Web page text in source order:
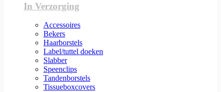
In Verzorging
Accessoires
Bekers
Haarborstels
Label/tuttel doeken
Slabber
Speenclips
Tandenborstels
Tissueboxcovers